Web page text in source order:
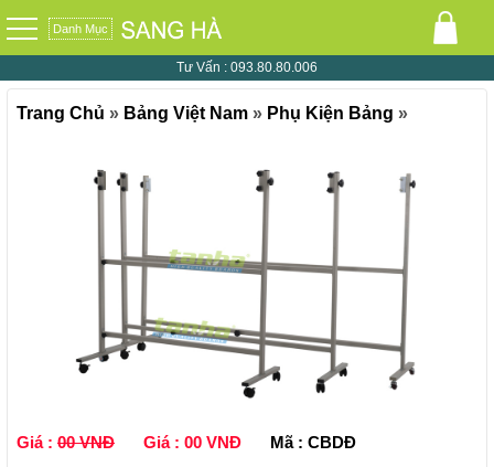
Danh Mục
Tư Vấn : 093.80.80.006
Trang Chủ » Bảng Việt Nam » Phụ Kiện Bảng »
Giá : 00 VNĐ Giá : 00 VNĐ Mã : CBDÐ